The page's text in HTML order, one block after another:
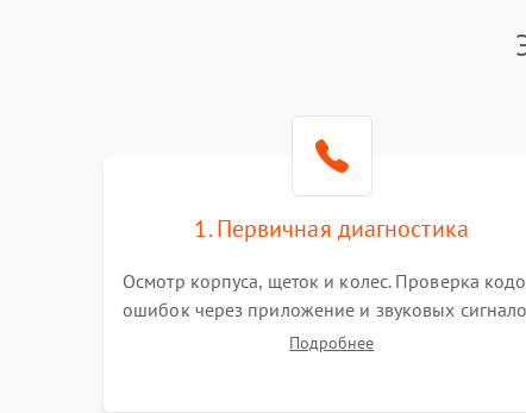
Программные сбои
1. Первичная диагностика
Осмотр корпуса, щеток и колес. Проверка
ошибок через приложение и звуковых
Замер емкости аккумулятора и тестирование
Подробнее